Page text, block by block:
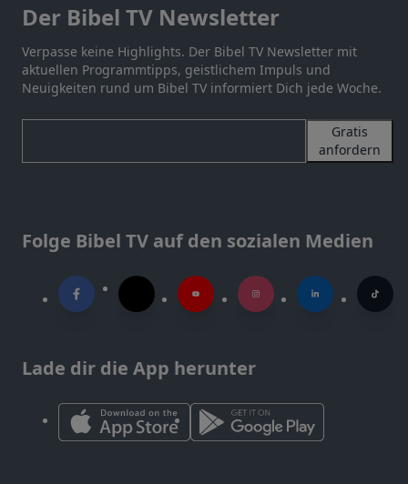
Der Bibel TV Newsletter
Verpasse keine Highlights. Der Bibel TV Newsletter mit
aktuellen Programmtipps, geistlichem Impuls und
Neuigkeiten rund um Bibel TV informiert Dich jede Woche.
Gratis
anfordern
Folge Bibel TV auf den sozialen Medien
Lade dir die App herunter